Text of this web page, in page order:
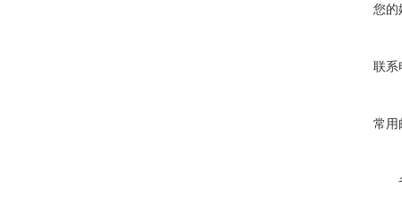
您的
联系
常用